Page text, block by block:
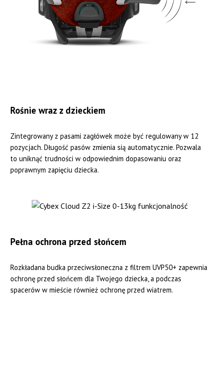
Rośnie wraz z dzieckiem
Zintegrowany z pasami zagłówek może być regulowany w 12
pozycjach. Długość pasów zmienia sią automatycznie. Pozwala
to uniknąć trudności w odpowiednim dopasowaniu oraz
poprawnym zapięciu dziecka.
Pełna ochrona przed słońcem
Rozkładana budka przeciwsłoneczna z filtrem UVP50+ zapewnia
ochronę przed słońcem dla Twojego dziecka, a podczas
spacerów w mieście również ochronę przed wiatrem.